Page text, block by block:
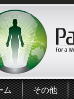
ム その他